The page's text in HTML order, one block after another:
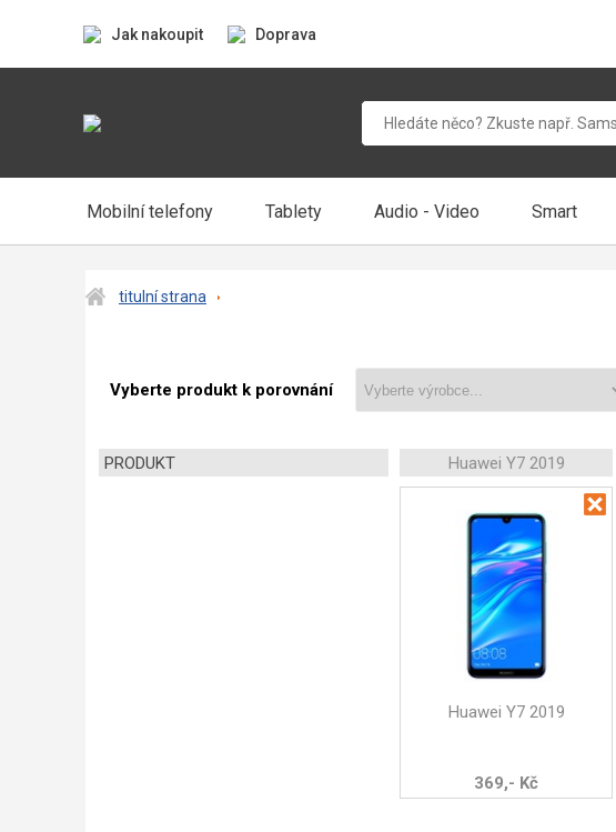
Jak nakoupit Doprava
Mobilní telefony Tablety Audio - Video Smart
titulní strana
Vyberte produkt k porovnání
PRODUKT Huawei Y7 2019
Huawei Y7 2019
369,- Kč